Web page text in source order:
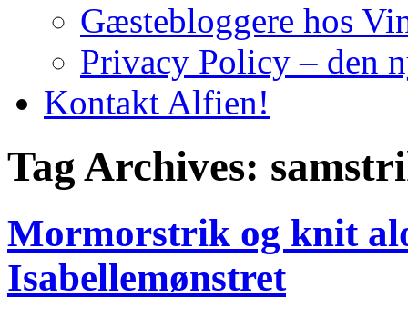
Gæstebloggere hos
Privacy Policy – den
Kontakt Alfien!
Tag Archives:
Mormorstrik og knit
Isabellemønstret